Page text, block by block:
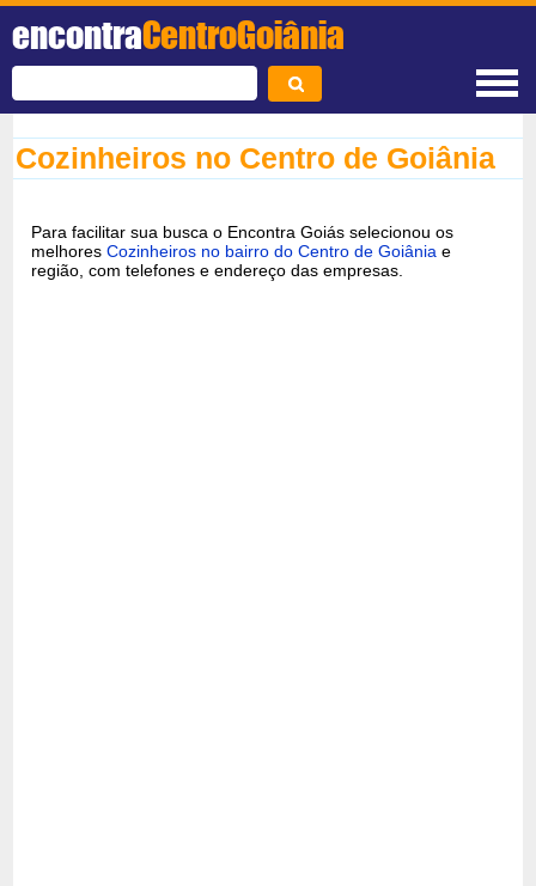
encontraCentroGoiânia
Cozinheiros no Centro de Goiânia
Para facilitar sua busca o Encontra Goiás selecionou os
melhoresCozinheiros no bairro do Centro de Goiânia e
região, com telefones e endereço das empresas.